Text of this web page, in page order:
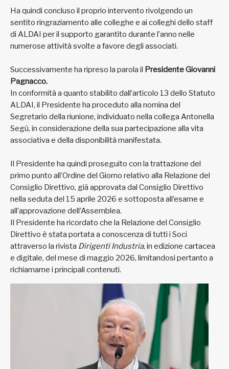
Ha quindi concluso il proprio intervento rivolgendo un
sentito ringraziamento alle colleghe e ai colleghi dello staff
di ALDAI per il supporto garantito durante l’anno nelle
numerose attività svolte a favore degli associati.
Successivamente ha ripreso la parola il Presidente Giovanni
Pagnacco.
In conformità a quanto stabilito dall’articolo 13 dello Statuto
ALDAI, il Presidente ha proceduto alla nomina del
Segretario della riunione, individuato nella collega Antonella
Segù, in considerazione della sua partecipazione alla vita
associativa e della disponibilità manifestata.
Il Presidente ha quindi proseguito con la trattazione del
primo punto all’Ordine del Giorno relativo alla Relazione del
Consiglio Direttivo, già approvata dal Consiglio Direttivo
nella seduta del 15 aprile 2026 e sottoposta all’esame e
all’approvazione dell’Assemblea.
Il Presidente ha ricordato che la Relazione del Consiglio
Direttivo è stata portata a conoscenza di tutti i Soci
attraverso la rivista Dirigenti Industria, in edizione cartacea
e digitale, del mese di maggio 2026, limitandosi pertanto a
richiamarne i principali contenuti.